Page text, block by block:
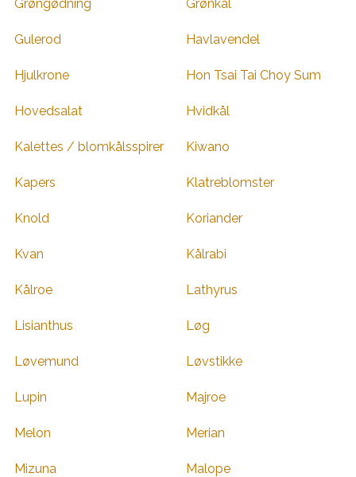
Grøngødning Grønkål
Gulerod Havlavendel
Hjulkrone Hon Tsai Tai Choy Sum
Hovedsalat Hvidkål
Kalettes / blomkålsspirer Kiwano
Kapers Klatreblomster
Knold Koriander
Kvan Kålrabi
Kålroe Lathyrus
Lisianthus Løg
Løvemund Løvstikke
Lupin Majroe
Melon Merian
Mizuna Malope